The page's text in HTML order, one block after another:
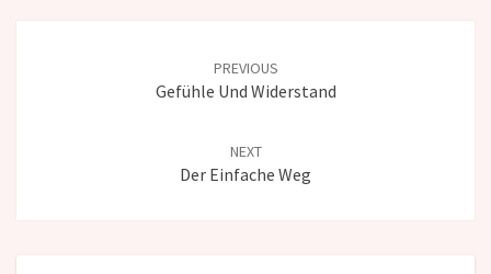
PREVIOUS
Gefühle Und Widerstand
NEXT
Der Einfache Weg